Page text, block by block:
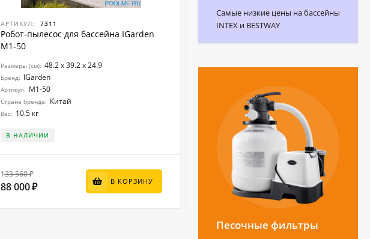
АРТИКУЛ: 7311
Робот-пылесоc для бассейна IGarden
M1-50
Размеры (см): 48.2 x 39.2 x 24.9
Бренд: IGarden
Артикул: M1-50
Страна бренда: Китай
Вес: 10.5 кг
В НАЛИЧИИ
133 560 ₽
88 000₽
В КОРЗИНУ
АРТИКУЛ: 28628
бассейна на аккумуляторах с ручкой
Китай
INTEX
Артикул: 28628
В НАЛИЧИИ
9 010
₽
В КОРЗИНУ
Самые низкие цены на бассейны
INTEX и BESTWAY
Песочные фильтры